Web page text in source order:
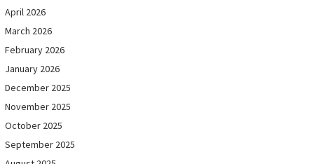
April 2026
March 2026
February 2026
January 2026
December 2025
November 2025
October 2025
September 2025